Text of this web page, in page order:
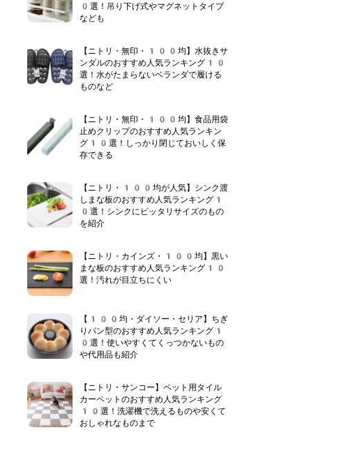
0選！吊り下げ式やマグネットタイプ
なども
【ニトリ・無印・100均】水抜きサ
ンダルのおすすめ人気ランキング10
選！水がたまらないベランダで履ける
ものなど
【ニトリ・無印・100均】食品用袋
止めクリップのおすすめ人気ランキン
グ10選！しっかり閉じておいしく保
存できる
【ニトリ・100均が人気】シンク渡
しまな板のおすすめ人気ランキング1
0選！シンクにピッタリサイズのもの
を紹介
【ニトリ・カインズ・100均】黒い
まな板のおすすめ人気ランキング10
選！汚れが目立ちにくい
【100均・ダイソー・セリア】ちぎ
りパン型のおすすめ人気ランキング1
0選！使いやすくてくっつかないもの
や代用品も紹介
【ニトリ・サンコー】ペット用タイル
カーペットのおすすめ人気ランキング
10選！洗濯機で洗えるものや安くて
おしゃれなものまで